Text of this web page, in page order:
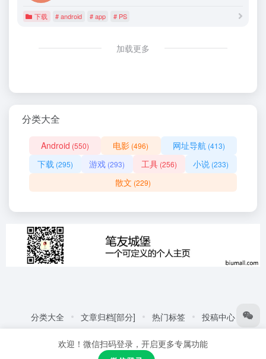
下载 # android # app # PS
加载更多
分类大全
Android (550) 电影 (496) 网址导航 (413)
下载 (295) 游戏 (293) 工具(256) 小说 (233)
散文 (229)
分类大全 文章归档[部分] 热门标签
投稿中心
笔友城堡 - 阅读是一种生活方式
欢迎！微信扫码登录，开启更多专属功能